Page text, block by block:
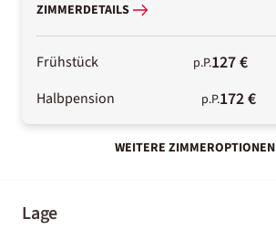
ZIMMERDETAILS
Frühstück p.P.127 €
Halbpension p.P.172 €
WEITERE ZIMMEROPTIONEN
Lage